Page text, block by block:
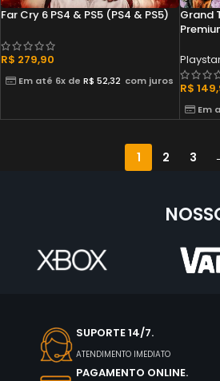
Far Cry 6 PS4 & PS5 (PS4 & PS5)
R$ 279,90
Em até 6x deR$ 52,32 com juros
Grand
R$
Em
1 2 3
SUPORTE 14/7.
ATENDIMENTO IMEDIATO
PAGAMENTO ONLINE.